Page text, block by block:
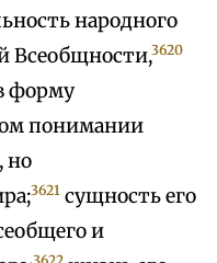
народного
Всеобщности,3620
форму
понимании
но
3621 сущность его
и